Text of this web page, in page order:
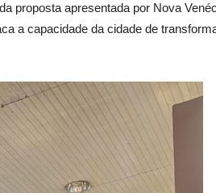
proposta apresentada por Nova
a capacidade da cidade de